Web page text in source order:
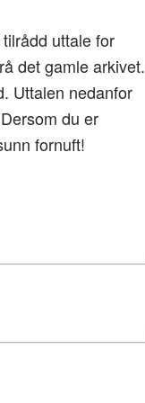
uttale for
det gamle arkivet.
Uttalen nedanfor
du er
fornuft!